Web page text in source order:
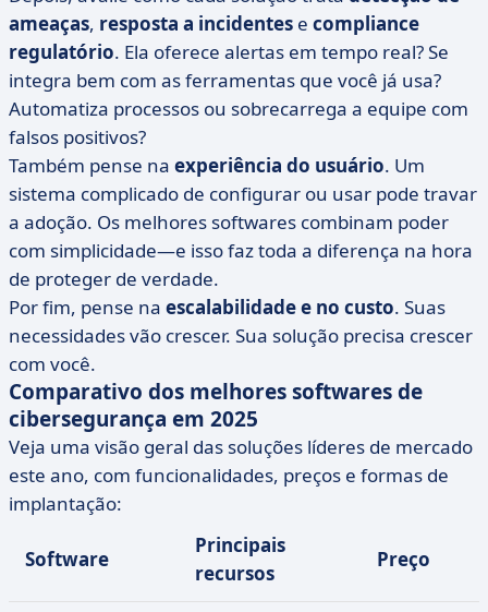
ameaças, resposta a incidentes e compliance
regulatório. Ela oferece alertas em tempo real? Se
integra bem com as ferramentas que você já usa?
Automatiza processos ou sobrecarrega a equipe com
falsos positivos?
Também pense na experiência do usuário. Um
sistema complicado de configurar ou usar pode travar
a adoção. Os melhores softwares combinam poder
com simplicidade—e isso faz toda a diferença na hora
de proteger de verdade.
Por fim, pense na escalabilidade e no custo. Suas
necessidades vão crescer. Sua solução precisa crescer
com você.
Comparativo dos melhores softwares de
cibersegurança em 2025
Veja uma visão geral das soluções líderes de mercado
este ano, com funcionalidades, preços e formas de
implantação:
Software
Principais
recursos
Preço